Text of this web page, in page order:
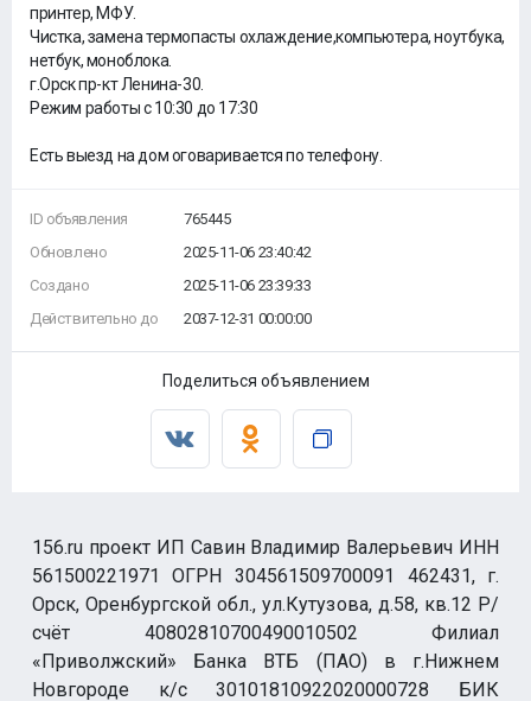
принтер, МФУ.
Чистка, замена термопасты охлаждение,компьютера, ноутбука,
нетбук, моноблока.
г.Орск пр-кт Ленина-30.
Режим работы с 10:30 до 17:30
Есть выезд на дом оговаривается по телефону.
ID объявления
Обновлено
Создано
Действительно до
765445
2025-11-06 23:40:42
2025-11-06 23:39:33
2037-12-31 00:00:00
Поделиться объявлением
156.ru проект ИП Савин Владимир Валерьевич ИНН
561500221971 ОГРН 304561509700091 462431, г.
Орск, Оренбургской обл., ул.Кутузова, д.58, кв.12 Р/
счёт 40802810700490010502 Филиал
«Приволжский» Банка ВТБ (ПАО) в г.Нижнем
Новгороде к/с 30101810922020000728 БИК